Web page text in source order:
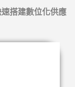
搭建數位化供應